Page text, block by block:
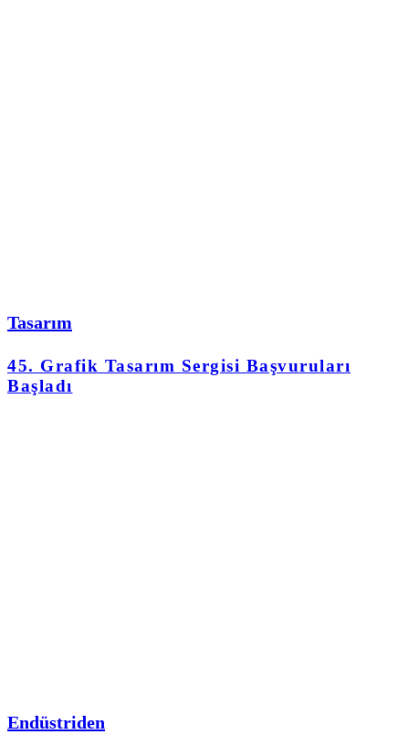
Tasarım
45. Grafik Tasarım Sergisi Başvuruları
Başladı
Endüstriden